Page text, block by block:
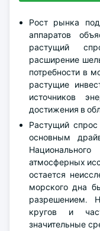
Рост рынка
аппаратов
растущий
расширение
потребности в
растущие
источников
достижения в
Растущий спрос
основным
атмосферных
остается
морского дна
разрешением.
кругов и
значительные